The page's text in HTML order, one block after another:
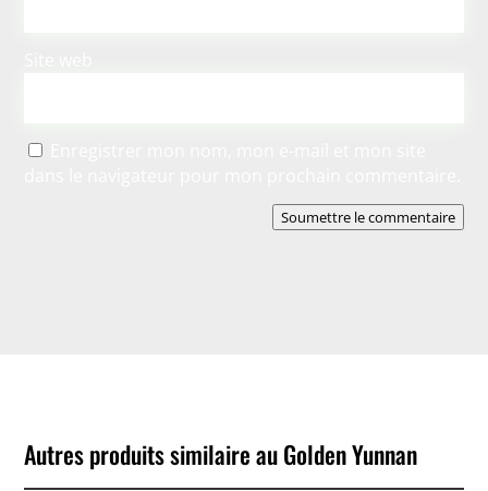
Soumettre le commentaire
Autres produits similaire au Golden Yunnan